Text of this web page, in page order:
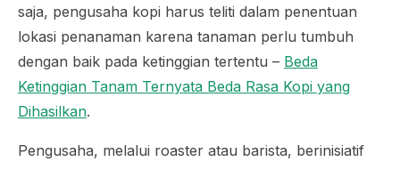
saja, pengusaha kopi harus teliti dalam penentuan
lokasi penanaman karena tanaman perlu tumbuh
dengan baik pada ketinggian tertentu – Beda
Ketinggian Tanam Ternyata Beda Rasa Kopi yang
Dihasilkan.
Pengusaha, melalui roaster atau barista, berinisiatif